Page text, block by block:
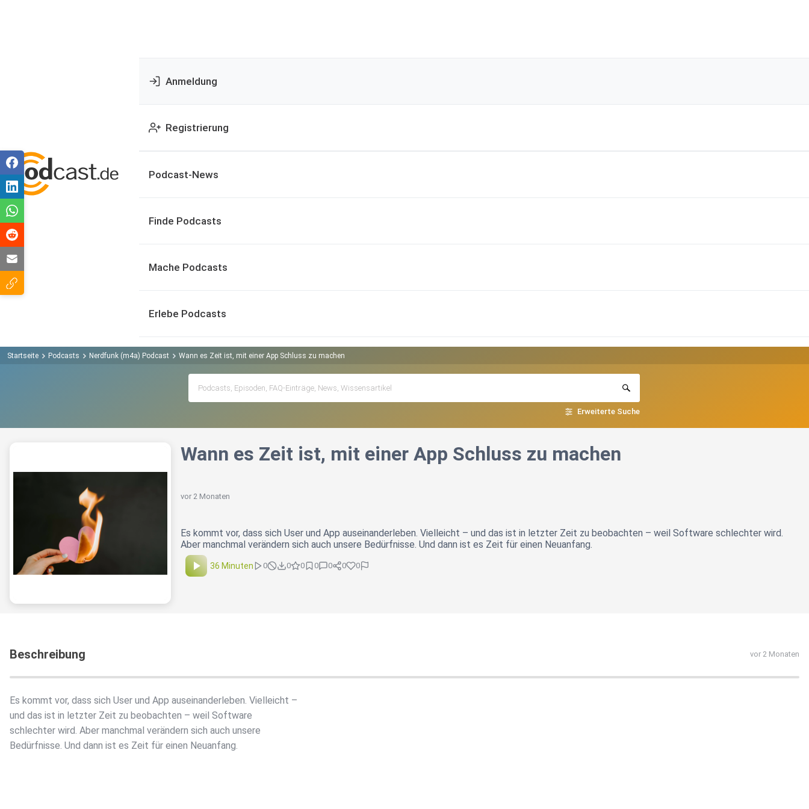
Anmeldung
Registrierung
Podcast-News
Finde Podcasts
Mache Podcasts
Erlebe Podcasts
Startseite Podcasts Nerdfunk (m4a) Podcast Wann es Zeit ist, mit einer App Schluss zu machen
Erweiterte Suche
Wann es Zeit ist, mit einer App Schluss zu machen
vor 2 Monaten
Es kommt vor, dass sich User und App auseinanderleben. Vielleicht – und das ist in letzter Zeit zu beobachten – weil Software schlechter wird.
Aber manchmal verändern sich auch unsere Bedürfnisse. Und dann ist es Zeit für einen Neuanfang.
36 Minuten 0 0 0 0 0 0 0
Beschreibung vor 2 Monaten
Es kommt vor, dass sich User und App auseinanderleben. Vielleicht –
und das ist in letzter Zeit zu beobachten – weil Software
schlechter wird. Aber manchmal verändern sich auch unsere
Bedürfnisse. Und dann ist es Zeit für einen Neuanfang.